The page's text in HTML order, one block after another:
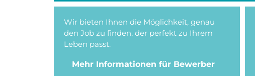
Wir bieten Ihnen die Möglichkeit, genau
den Job zu finden, der perfekt zu Ihrem
Leben passt.
Mehr Informationen für Bewerber